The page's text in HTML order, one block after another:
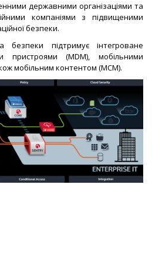
державними організаціями та
компаніями з підвищеними
безпеки.
безпеки підтримує інтегроване
пристроями (MDM), мобільними
мобільним контентом (MCM).